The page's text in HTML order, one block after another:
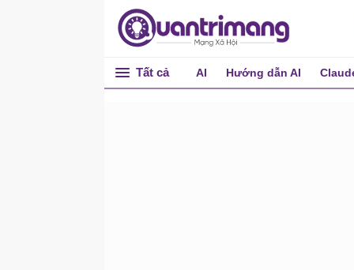
Tất cả AI Hướng dẫn AI
Bootstrap
Bài 11: Button Group trong